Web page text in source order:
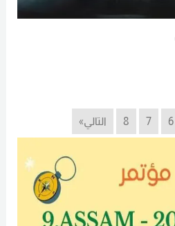
6
7
8 التالي»